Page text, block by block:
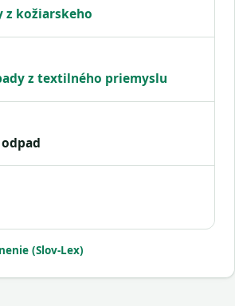
z kožiarskeho
z textilného priemyslu
(Slov-Lex)